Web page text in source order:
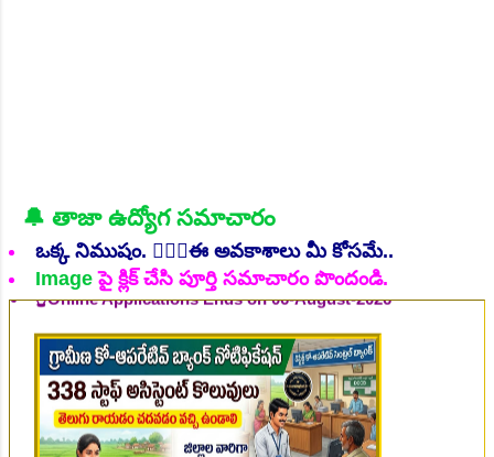
🔔 తాజా ఉద్యోగ సమాచారం
ఒక్క నిముషం. 💁🏻‍♂️ఈ అవకాశాలు మీ కోసమే..
Imageపై క్లిక్ చేసి పూర్తి సమాచారం పొందండి.
👆Online Applications Ends on 06-August-2026